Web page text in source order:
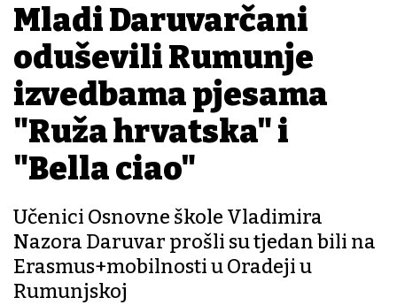
Mladi Daruvarčani
oduševili Rumunje
izvedbama pjesama
"Ruža hrvatska" i
"Bella ciao"
Učenici Osnovne škole Vladimira
Nazora Daruvar prošli su tjedan bili na
Erasmus+mobilnosti u Oradeji u
Rumunjskoj